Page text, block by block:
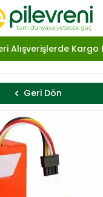
Alışverişlerde Kargo
Geri Dön